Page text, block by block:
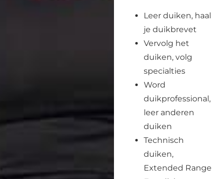
Leer duiken, haal
je duikbrevet
Vervolg het
duiken, volg
specialties
Word
duikprofessional,
leer anderen
duiken
Technisch
duiken,
Extended Range